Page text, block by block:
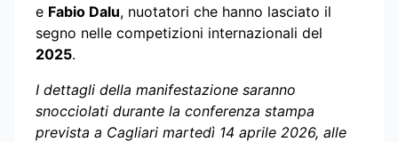
e Fabio Dalu, nuotatori che hanno lasciato il
segno nelle competizioni internazionali del
2025.
I dettagli della manifestazione saranno
snocciolati durante la conferenza stampa
prevista a Cagliari martedì 14 aprile 2026, alle